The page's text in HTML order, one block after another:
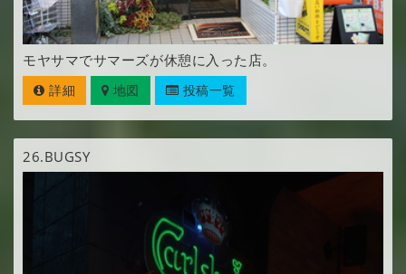
モヤサマでサマーズが休憩に入った店。
詳細 地図 投稿一覧
26.BUGSY